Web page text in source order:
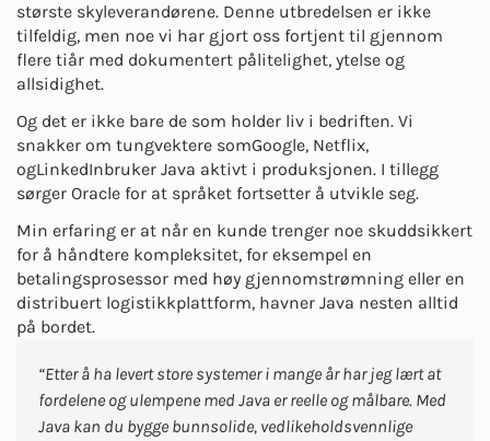
største skyleverandørene. Denne utbredelsen er ikke
tilfeldig, men noe vi har gjort oss fortjent til gjennom
flere tiår med dokumentert pålitelighet, ytelse og
allsidighet.
Og det er ikke bare de som holder liv i bedriften. Vi
snakker om tungvektere somGoogle, Netflix,
ogLinkedInbruker Java aktivt i produksjonen. I tillegg
sørger Oracle for at språket fortsetter å utvikle seg.
Min erfaring er at når en kunde trenger noe skuddsikkert
for å håndtere kompleksitet, for eksempel en
betalingsprosessor med høy gjennomstrømning eller en
distribuert logistikkplattform, havner Java nesten alltid
på bordet.
“Etter å ha levert store systemer i mange år har jeg lært at
fordelene og ulempene med Java er reelle og målbare. Med
Java kan du bygge bunnsolide, vedlikeholdsvennlige